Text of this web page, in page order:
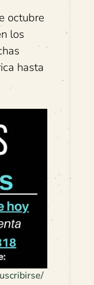
octubre
los
hasta